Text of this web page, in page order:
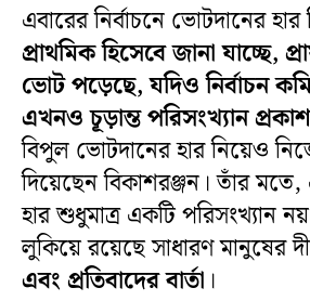
এবারের নির্বাচনে ভোটদানের
প্রাথমিক হিসেবে জানা যাচ্ছে,
ভোট পড়েছে, যদিও নির্বাচন
এখনও চূড়ান্ত পরিসংখ্যান
বিপুল ভোটদানের হার নিয়েও
দিয়েছেন বিকাশরঞ্জন। তাঁর
হার শুধুমাত্র একটি পরিসংখ্যান
লুকিয়ে রয়েছে সাধারণ মানুষের
এবং প্রতিবাদের বার্তা ।